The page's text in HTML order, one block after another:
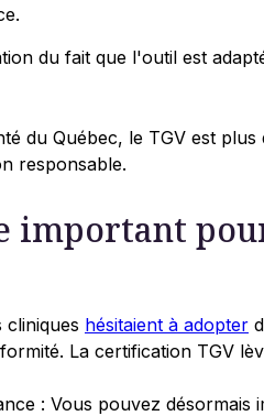
du fait que l'outil est
du Québec, le TGV est
responsable.
important
cliniques hésitaient à adopter
La certification TGV
: Vous pouvez désormais